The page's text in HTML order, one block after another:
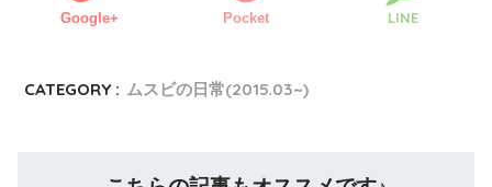
Google+ Pocket LINE
CATEGORY : ムスビの日常(2015.03~)